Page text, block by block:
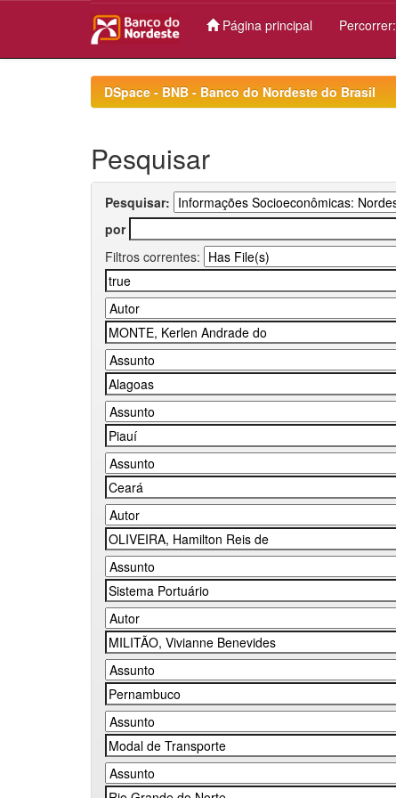
Página principal Percorrer:
DSpace - BNB - Banco do Nordeste do Brasil
Pesquisar
Pesquisar:
por
Filtros correntes: